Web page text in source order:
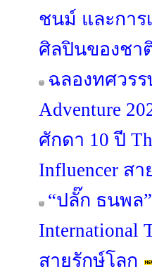
ชนม์ และการ
ศิลปินของชา
ฉลองทศวรร
Adventure
ศักดา 10 ปี
Influencer ส
“ปลั๊ก ธนพล
International
สายรักษ์โลก